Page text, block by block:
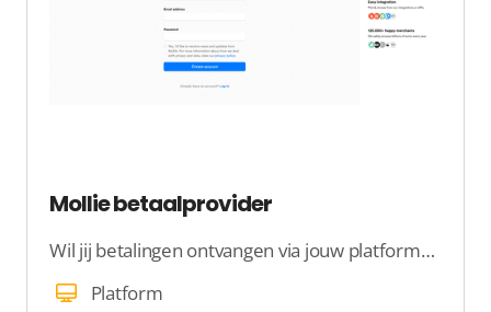
Mollie betaalprovider
Wil jij betalingen ontvangen via jouw platform? Stel dan snel de Mollie betaalprovider in.
Platform